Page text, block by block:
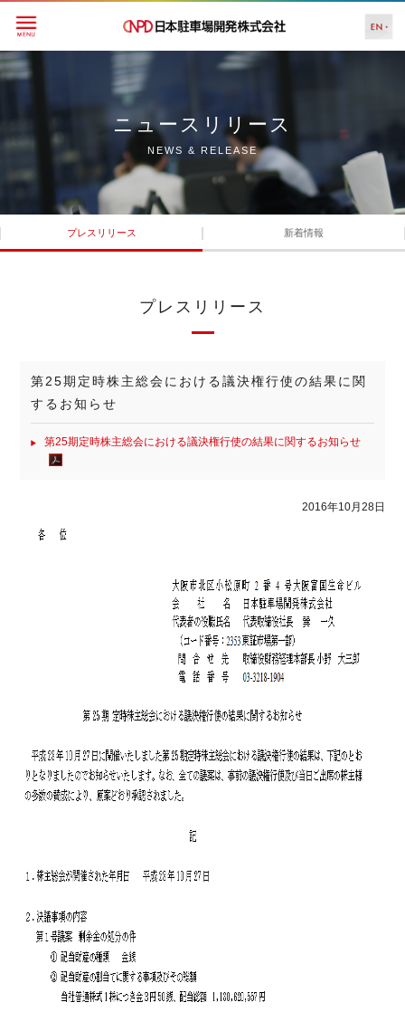
ニュースリリース
NEWS & RELEASE
プレスリリース 新着情報
プレスリリース
第25期定時株主総会における議決権行使の結果に関
するお知らせ
第25期定時株主総会における議決権行使の結果に関するお知らせ
2016年10月28日